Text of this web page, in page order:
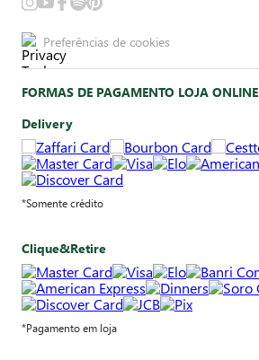
Preferências de cookies
FORMAS DE PAGAMENTO LOJA ONLINE
Delivery
*Somente crédito
Clique&Retire
*Pagamento em loja